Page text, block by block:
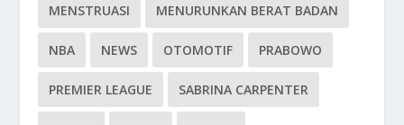
MENSTRUASI MENURUNKAN BERAT BADAN
NBA NEWS OTOMOTIF PRABOWO
PREMIER LEAGUE SABRINA CARPENTER